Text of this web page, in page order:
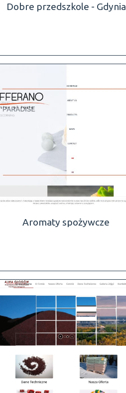
Dobre przedszkole - Gdynia
Aromaty spożywcze